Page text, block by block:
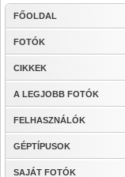
FŐOLDAL
FOTÓK
CIKKEK
A LEGJOBB FOTÓK
FELHASZNÁLÓK
GÉPTÍPUSOK
SAJÁT FOTÓK